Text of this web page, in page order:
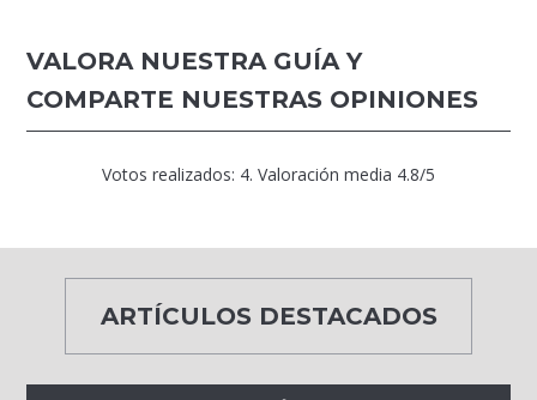
VALORA NUESTRA GUÍA Y
COMPARTE NUESTRAS OPINIONES
Votos realizados: 4. Valoración media 4.8/5
ARTÍCULOS DESTACADOS